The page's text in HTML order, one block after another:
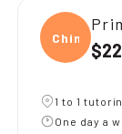
Chine
1 to 1
One day a